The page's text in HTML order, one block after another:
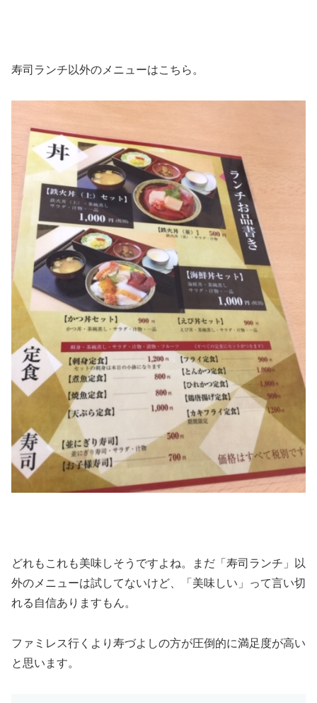
寿司ランチ以外のメニューはこちら。
どれもこれも美味しそうですよね。まだ「寿司ランチ」以
外のメニューは試してないけど、「美味しい」って言い切
れる自信ありますもん。
ファミレス行くより寿づよしの方が圧倒的に満足度が高い
と思います。